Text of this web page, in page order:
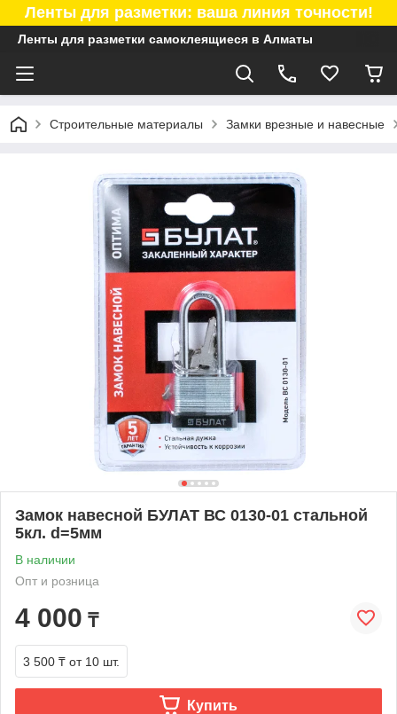
Ленты для разметки: ваша линия точности!
Ленты для разметки самоклеящиеся в Алматы
Строительные материалы Замки врезные и навесные
Замок навесной БУЛАТ ВС 0130-01 стальной
5кл. d=5мм
В наличии
Опт и розница
4 000 ₸
3 500 ₸ от 10 шт.
Купить